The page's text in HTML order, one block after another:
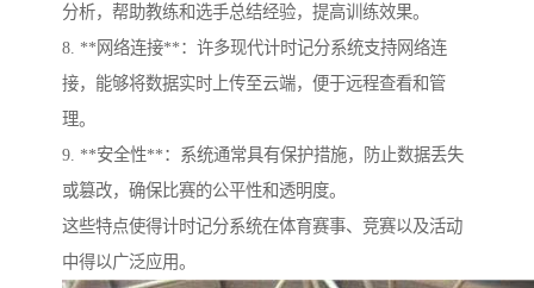
分析，帮助教练和选手总结经验，提高训练效果。
8. **网络连接**：许多现代计时记分系统支持网络连
接，能够将数据实时上传至云端，便于远程查看和管
理。
9. **安全性**：系统通常具有保护措施，防止数据丢失
或篡改，确保比赛的公平性和透明度。
这些特点使得计时记分系统在体育赛事、竞赛以及活动
中得以广泛应用。